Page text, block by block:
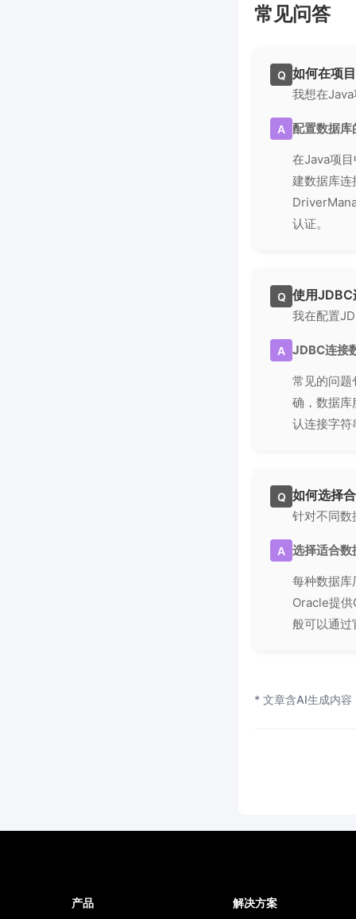
常见问答
Q 如何在项
我想在
A 配置数据
在Java项
建数据库连
认证。
Q 使用JDBC
我在配置
A JDBC连接
常见的问题
确，数据库
认连接字符
Q 如何选择
针对不同
A 选择适合
每种数据
Oracle提
般可以通
* 文章含AI生成内容
产品 解决方案